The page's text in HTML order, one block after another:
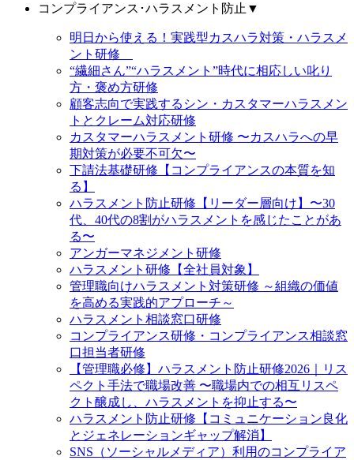
コンプライアンス･ハラスメント防止 ▼
明日から使える！実践型カスハラ対策・ハラスメ
ント研修
“繊細さん”“ハラスメント”時代に相応しい叱り
方・褒め方研修
顧客志向で実践するシン・カスタマーハラスメン
トとクレーム対応研修
カスタマーハラスメント研修 〜カスハラへの早
期対策が必要不可欠〜
下請法基礎研修【コンプライアンスの本質を知
る】
ハラスメント防止研修【リーダー層向け】〜30
代、40代の8割がハラスメントを感じたことがあ
る〜
アンガーマネジメント研修
ハラスメント研修【全社員対象】
管理職向けハラスメント対策研修 ～組織の価値
を高める実践的アプローチ～
ハラスメント相談窓口研修
コンプライアンス研修・コンプライアンス相談窓
口担当者研修
【管理職必修】ハラスメント防止研修2026｜リス
ペクト手法で職場改善 〜職場内での相互リスペ
クト醸成し、ハラスメントを抑止する〜
ハラスメント防止研修【コミュニケーション良化
とジェネレーションギャップ解消】
SNS（ソーシャルメディア）利用のコンプライア